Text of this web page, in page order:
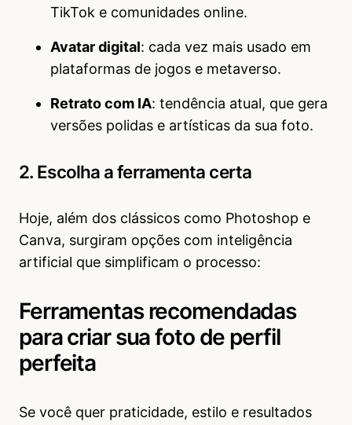
TikTok e comunidades online.
Avatar digital: cada vez mais usado em
plataformas de jogos e metaverso.
Retrato com IA: tendência atual, que gera
versões polidas e artísticas da sua foto.
2. Escolha a ferramenta certa
Hoje, além dos clássicos como Photoshop e
Canva, surgiram opções com inteligência
artificial que simplificam o processo:
Ferramentas recomendadas
para criar sua foto de perfil
perfeita
Se você quer praticidade, estilo e resultados